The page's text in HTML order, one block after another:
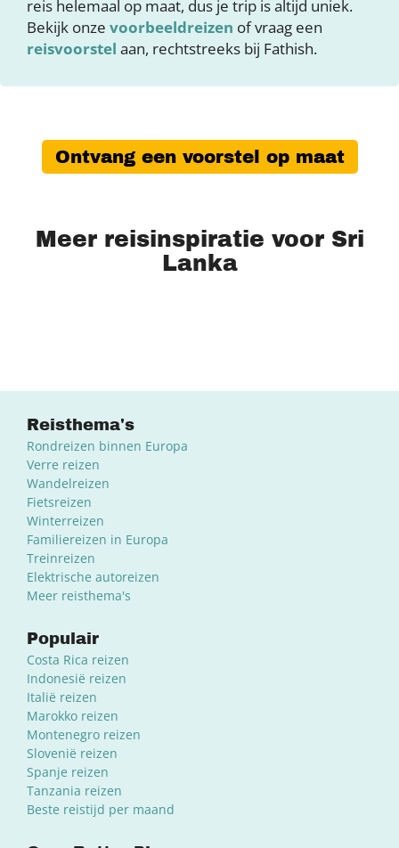
reis helemaal op maat, dus je trip is altijd uniek.
Bekijk onze voorbeeldreizen of vraag een
reisvoorstel aan, rechtstreeks bij Fathish.
Ontvang een voorstel op maat
Meer reisinspiratie voor Sri
Lanka
Reisthema's
Rondreizen binnen Europa
Verre reizen
Wandelreizen
Fietsreizen
Winterreizen
Familiereizen in Europa
Treinreizen
Elektrische autoreizen
Meer reisthema's
Populair
Costa Rica reizen
Indonesië reizen
Italië reizen
Marokko reizen
Montenegro reizen
Slovenië reizen
Spanje reizen
Tanzania reizen
Beste reistijd per maand